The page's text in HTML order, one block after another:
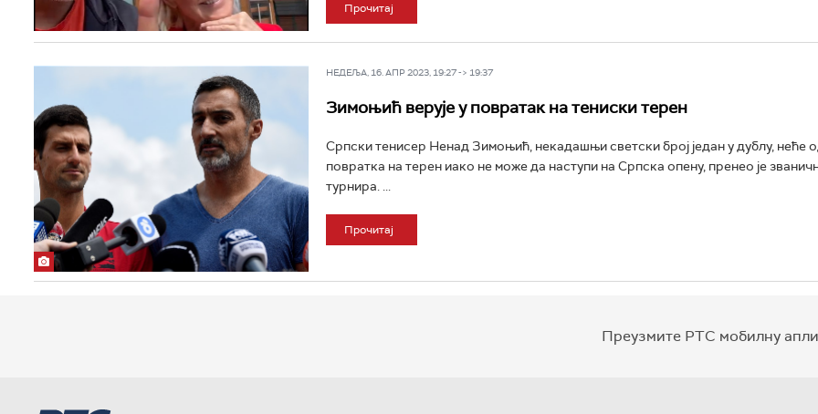
Прочитај
НЕДЕЉА, 16. АПР 2023, 19:27 -> 19:37
Зимоњић верује у повратак на тениски терен
Српски тенисер Ненад Зимоњић, некадашњи светски број један у дублу, неће
повратка на терен иако не може да наступи на Српска опену, пренео је
турнира. ...
Прочитај
Преузмите РТС мобилну